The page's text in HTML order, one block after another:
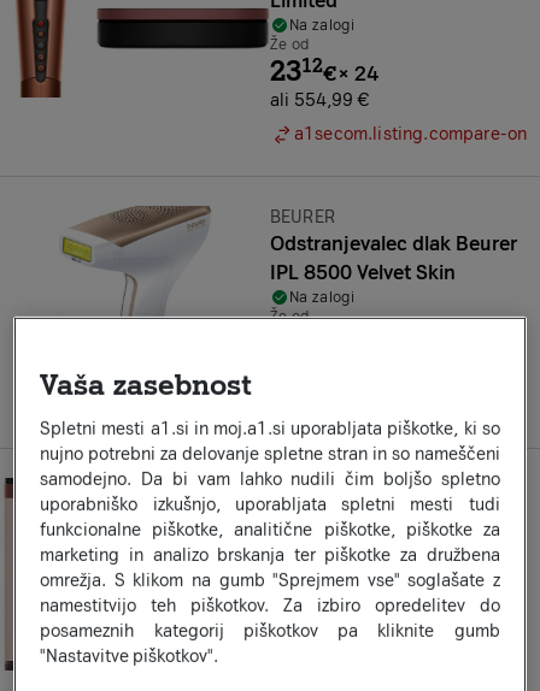
Na zalogi
Že od
2312€× 24
ali 554,99 €
a1secom.listing.compare-on
Znamka:
BEURER
Odstranjevalec dlak Beurer
IPL 8500 Velvet Skin
Na zalogi
Že od
Znamka:
DYSON
Styler Dyson Airwrap Amber
Silk/Pink Co-anda 2x
Na zalogi
Že od
28 33€×24
ali 679,99 €
Vaša zasebnost
Spletni mesti a1.si in moj.a1.si uporabljata piškotke, ki so
nujno potrebni za delovanje spletne stran in so nameščeni
samodejno. Da bi vam lahko nudili čim boljšo spletno
uporabniško izkušnjo, uporabljata spletni mesti tudi
funkcionalne piškotke, analitične piškotke, piškotke za
marketing in analizo brskanja ter piškotke za družbena
omrežja. S klikom na gumb "Sprejmem vse" soglašate z
namestitvijo teh piškotkov. Za izbiro opredelitev do
posameznih kategorij piškotkov pa kliknite gumb
"Nastavitve piškotkov".